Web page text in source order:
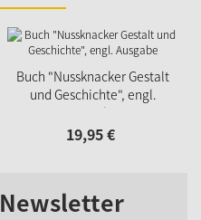
Buch "Nussknacker Gestalt
und Geschichte", engl.
Ausgabe
19,95€
Newsletter